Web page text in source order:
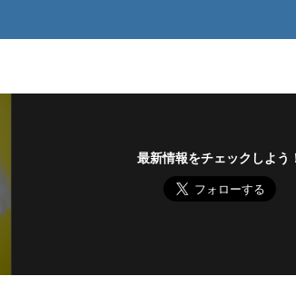
最新情報をチェックしよう